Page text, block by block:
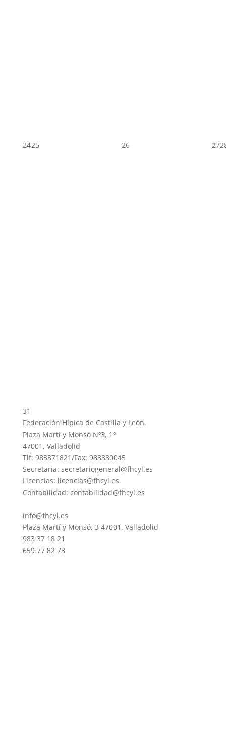
2425 26 27
31
Federación Hípica de Castilla y León.
Plaza Martí y Monsó Nº3, 1º
47001, Valladolid
Tlf: 983371821/Fax: 983330045
Secretaria: secretariogeneral@fhcyl.es
Licencias: licencias@fhcyl.es
Contabilidad: contabilidad@fhcyl.es
info@fhcyl.es
Plaza Martí y Monsó, 3 47001, Valladolid
983 37 18 21
659 77 82 73